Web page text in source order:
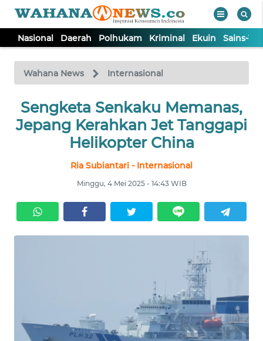
Nasional Daerah Polhukam Kriminal Ekuin Sains-
Wahana News Internasional
Sengketa Senkaku Memanas,
Jepang Kerahkan Jet Tanggapi
Helikopter China
Ria Subiantari - Internasional
Minggu, 4 Mei 2025 - 14:43 WIB
TV
Tutup
NASIONAL
KRIMINAL
EKUIN
INTERNASIONAL